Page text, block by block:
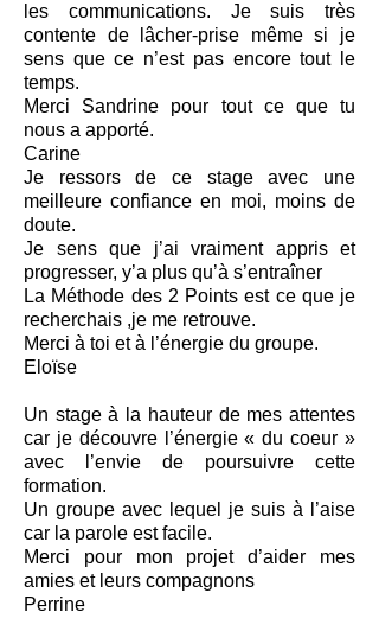
les communications. Je suis très
contente de lâcher-prise même si je
sens que ce n’est pas encore tout le
temps.
Merci Sandrine pour tout ce que tu
nous a apporté.
Carine
Je ressors de ce stage avec une
meilleure confiance en moi, moins de
doute.
Je sens que j’ai vraiment appris et
progresser, y’a plus qu’à s’entraîner
La Méthode des 2 Points est ce que je
recherchais ,je me retrouve.
Merci à toi et à l’énergie du groupe.
Eloïse
Un stage à la hauteur de mes attentes
car je découvre l’énergie « du coeur »
avec l’envie de poursuivre cette
formation.
Un groupe avec lequel je suis à l’aise
car la parole est facile.
Merci pour mon projet d’aider mes
amies et leurs compagnons
Perrine